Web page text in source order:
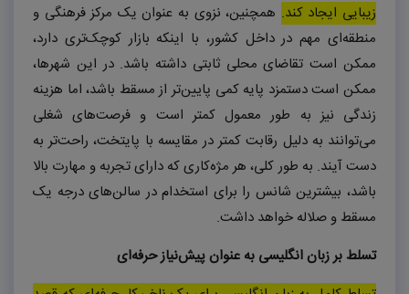
زیبایی ایجاد کند. همچنین، نزوی به عنوان یک مرکز فرهنگی و
منطقه‌ای مهم در داخل کشور، با اینکه بازار کوچک‌تری دارد،
ممکن است تقاضای محلی ثابتی داشته باشد. در این شهرها،
ممکن است دستمزد پایه کمی پایین‌تر از مسقط باشد، اما هزینه
زندگی نیز به طور معمول کمتر است و فرصت‌های شغلی
می‌توانند به دلیل رقابت کمتر در مقایسه با پایتخت، راحت‌تر به
دست آیند. به طور کلی، هر مژه‌کاری که دارای تجربه و مهارت بالا
باشد، بیشترین شانس را برای استخدام در سالن‌های درجه یک
مسقط و صلاله خواهد داشت.
تسلط بر زبان انگلیسی به عنوان پیش‌نیاز حرفه‌ای